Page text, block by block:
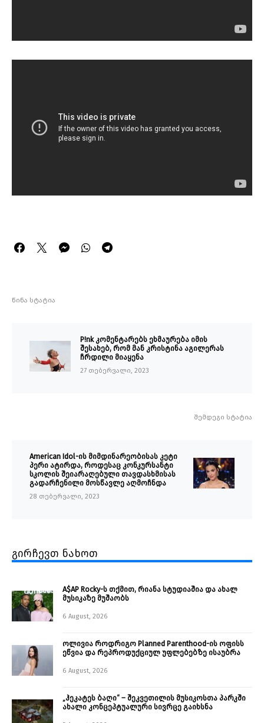
წინა სტატია
P!nk კომენტარებს ეხმაურება იმის
შესახებ, რომ მან კრისტინა აგილერას
ჩრდილი მიაყენა
27 თებერვალი, 2023
შემდეგი სტატია
American Idol-ის მიმდინარეობისას კეტი
პერი ატირდა, როდესაც კონკურსანტი
სკოლის შეიარაღებული თავდასხმისას
გადარჩენილი მოსწავლე აღმოჩნდა
28 თებერვალი, 2023
გირჩევთ ნახოთ
A$AP Rocky-ს თქმით, რიანა სტუდიაშია და ახალ
მუსიკაზე მუშაობს
6 August, 2026
ოლივია როდრიგო Planned Parenthood-ის ოფისს
ეწვია და რეპროდუქციულ უფლებებზე ისაუბრა
6 August, 2026
„ჰეკატეს ბაღი“ – შეკვეთილის მუსიკოსთა პარკში
ახალი კონცეპტუალური სივრცე გაიხსნა ￼